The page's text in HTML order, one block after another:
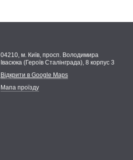
04210, м. Київ, просп. Володимира
Івасюка (Героїв Сталінграда), 8 корпус 3
Відкрити в Google Maps
Мапа проїзду